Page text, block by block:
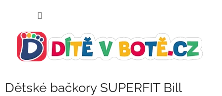
Dětské bačkory SUPERFIT Bill